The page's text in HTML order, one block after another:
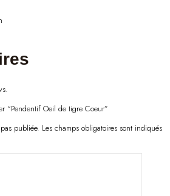
“Pendentif Oeil de tigre Coeur”
publiée. Les champs obligatoires sont indiqués